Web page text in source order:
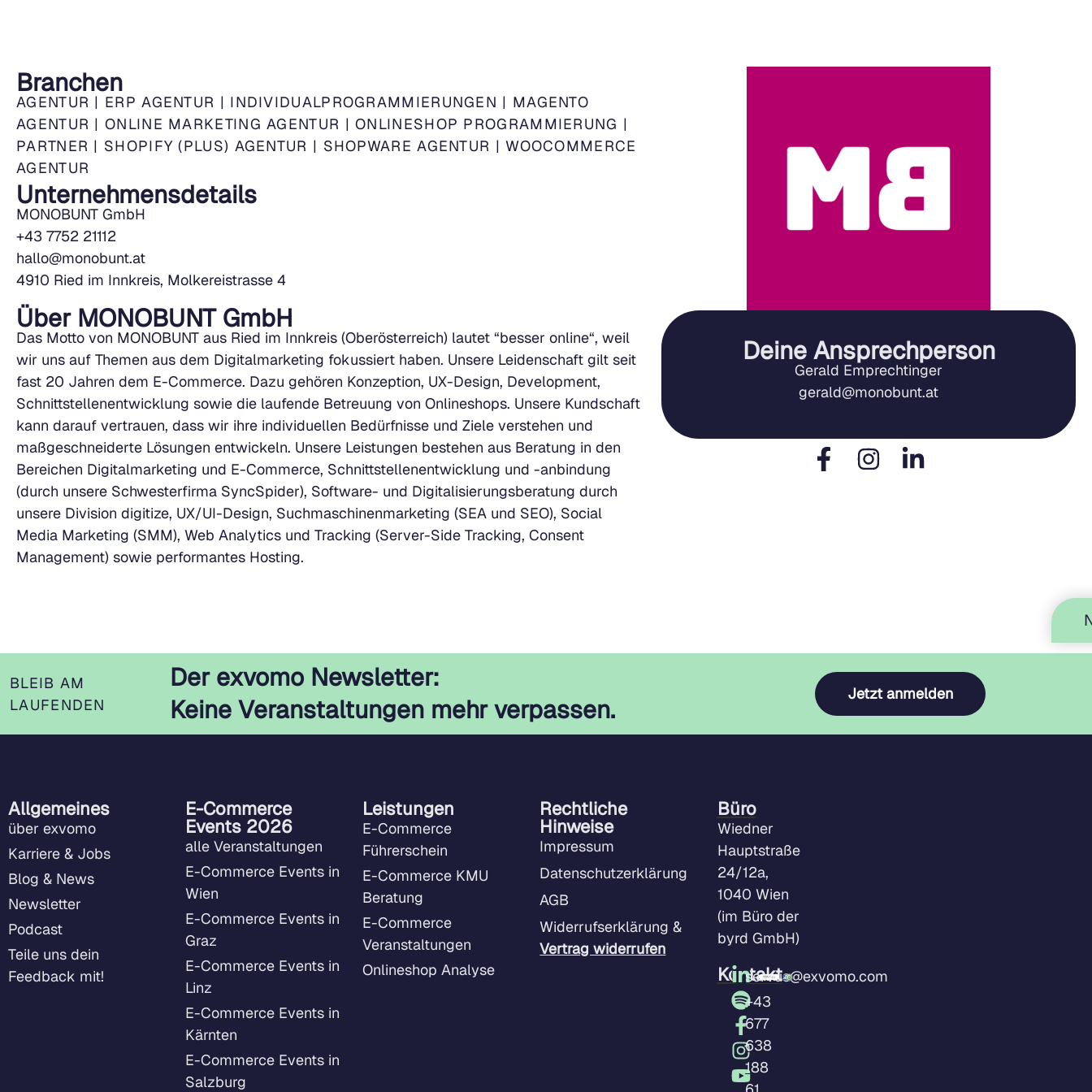
Branchen
AGENTUR | ERP AGENTUR | INDIVIDUALPROGRAMMIERUNGEN | MAGENTO
AGENTUR |ONLINE MARKETING AGENTUR |ONLINESHOP PROGRAMMIERUNG |
PARTNER | SHOPIFY (PLUS) AGENTUR | SHOPWARE AGENTUR |WOOCOMMERCE
AGENTUR
Unternehmensdetails
MONOBUNT GmbH
+43 7752 21112
hallo@monobunt.at
4910 Ried im Innkreis, Molkereistrasse 4
Über MONOBUNT GmbH
Das Motto von MONOBUNT aus Ried im Innkreis (Oberösterreich) lautet “besser online“, weil
wir uns auf Themen aus dem Digitalmarketing fokussiert haben. Unsere Leidenschaft gilt seit
fast 20 Jahren dem E-Commerce. Dazu gehören Konzeption, UX-Design, Development,
Schnittstellenentwicklung sowie die laufende Betreuung von Onlineshops. Unsere Kundschaft
kann darauf vertrauen, dass wir ihre individuellen Bedürfnisse und Ziele verstehen und
maßgeschneiderte Lösungen entwickeln. Unsere Leistungen bestehen aus Beratung in den
Bereichen Digitalmarketing und E-Commerce, Schnittstellenentwicklung und -anbindung
(durch unsere Schwesterfirma SyncSpider), Software- und Digitalisierungsberatung durch
unsere Division digitize, UX/UI-Design, Suchmaschinenmarketing (SEA und SEO), Social
Media Marketing (SMM), Web Analytics und Tracking (Server-Side Tracking, Consent
Management) sowie performantes Hosting.
Deine Ansprechperson
Gerald Emprechtinger
gerald@monobunt.at
BLEIB AM
LAUFENDEN
Der exvomo Newsletter:
Keine Veranstaltungen mehr verpassen.
Jetzt anmelden
Allgemeines
über exvomo
Karriere & Jobs
Blog & News
Newsletter
Podcast
Teile uns dein
Feedback mit!
E-Commerce
Events 2026
alle Veranstaltungen
E-Commerce Events in
Wien
E-Commerce Events in
Graz
E-Commerce Events in
Linz
E-Commerce Events in
Kärnten
E-Commerce Events in
Salzburg
Leistungen
E-Commerce
Führerschein
E-Commerce KMU
Beratung
E-Commerce
Veranstaltungen
Onlineshop Analyse
Rechtliche
Hinweise
Impressum
Datenschutzerklärung
AGB
Widerrufserklärung &
Vertrag widerrufen
Büro
Wiedner
Hauptstraße
24/12a,
1040 Wien
(im Büro der
byrd GmbH)
Kontakt
servus@exvomo.com
+43
677
638
188